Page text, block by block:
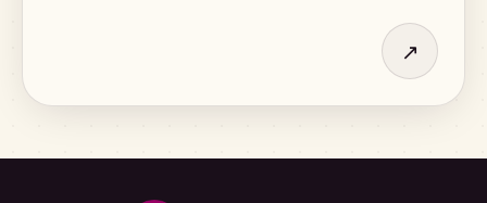
↗